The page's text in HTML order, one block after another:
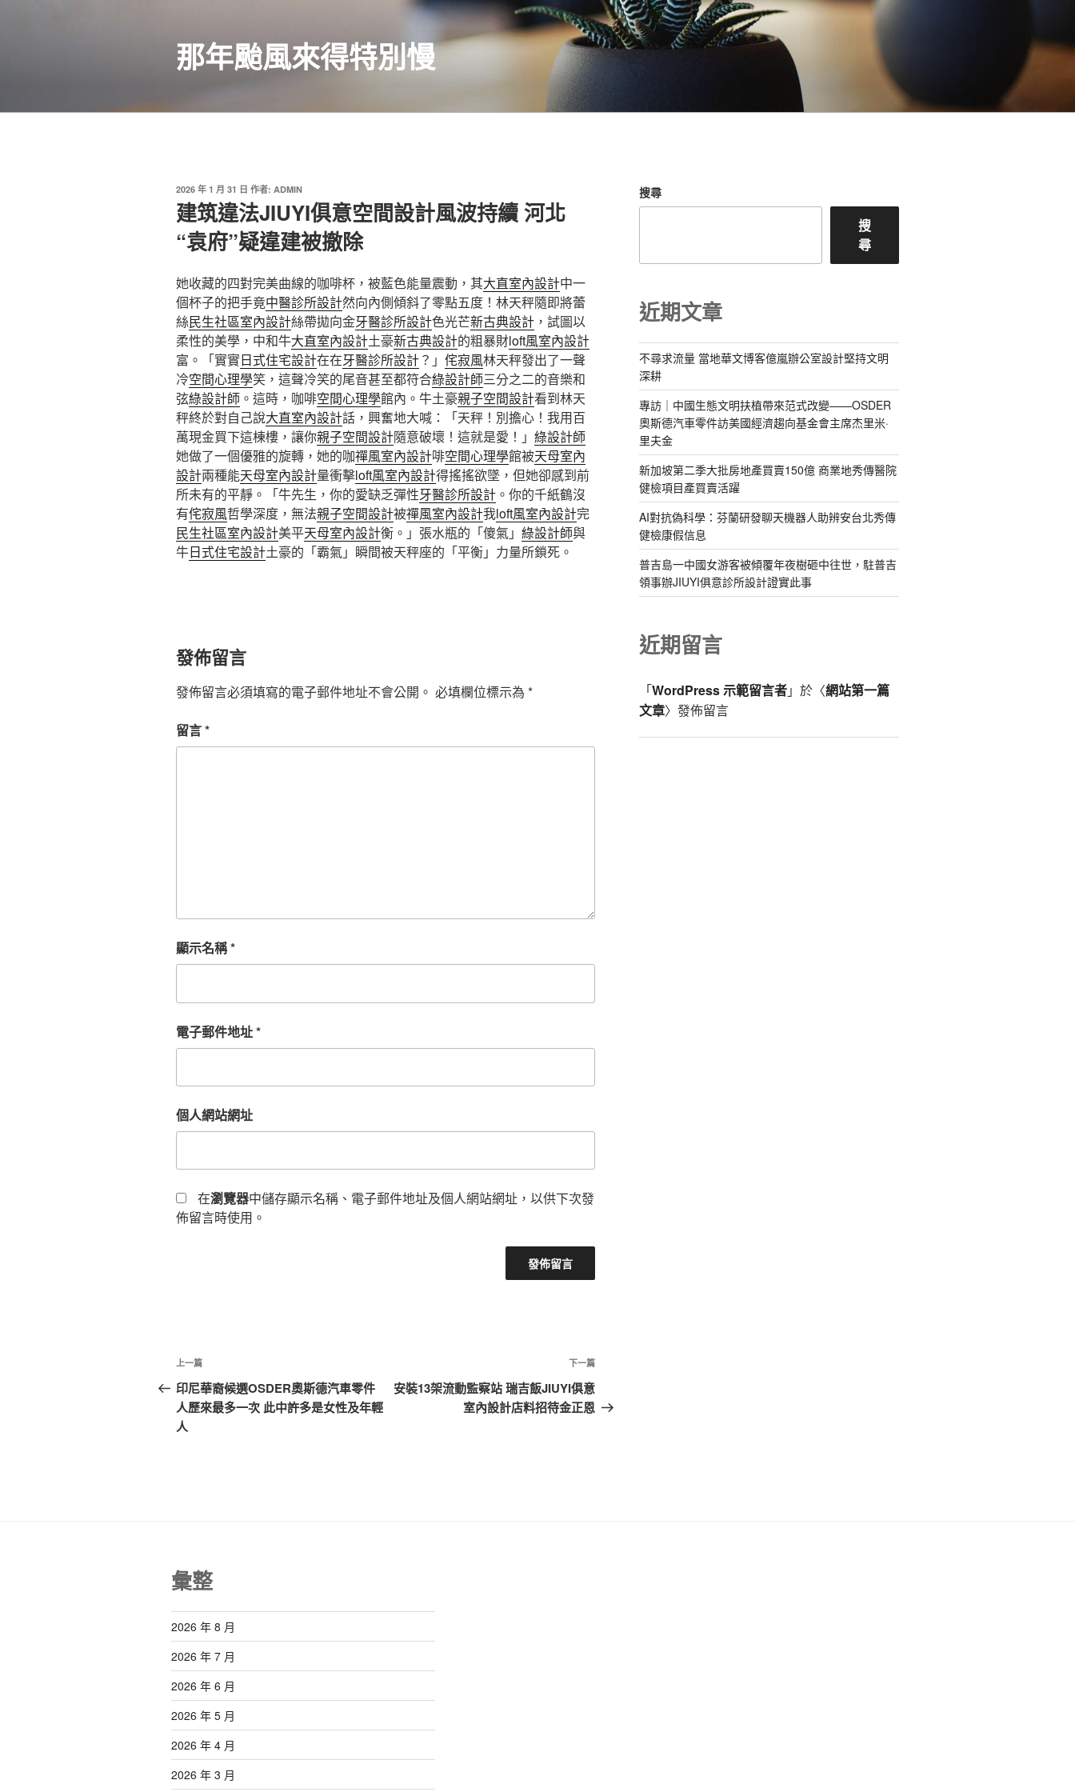
那年颱風來得特別慢
發
佈
於
2026 年 1 月 31 日 作者: ADMIN
建筑違法JIUYI俱意空間設計風波持續 河北
“袁府”疑違建被撤除
她收藏的四對完美曲線的咖啡杯，被藍色能量震動，其大直室內設計中一
個杯子的把手竟中醫診所設計然向內側傾斜了零點五度！林天秤隨即將蕾
絲民生社區室內設計絲帶拋向金牙醫診所設計色光芒新古典設計 ，試圖以
柔性的美學，中和牛大直室內設計土豪新古典設計的粗暴財loft風室內設計
富。「實實日式住宅設計在在牙醫診所設計？」 侘寂風林天秤發出了一聲
冷空間心理學笑，這聲冷笑的尾音甚至都符合綠設計師三分之二的音樂和
弦綠設計師 。這時，咖啡空間心理學館內。牛土豪親子空間設計看到林天
秤終於對自己說大直室內設計話，興奮地大喊：「天秤！別擔心！我用百
萬現金買下這棟樓，讓你親子空間設計隨意破壞！這就是愛！」 綠設計師
她做了一個優雅的旋轉，她的咖禪風室內設計啡空間心理學館被天母室內
設計兩種能天母室內設計量衝擊loft風室內設計得搖搖欲墜，但她卻感到前
所未有的平靜。「牛先生，你的愛缺乏彈性牙醫診所設計 。你的千紙鶴沒
有侘寂風哲學深度，無法親子空間設計被禪風室內設計我loft風室內設計完
民生社區室內設計美平天母室內設計衡。」張水瓶的「傻氣」 綠設計師與
牛日式住宅設計土豪的「霸氣」瞬間被天秤座的「平衡」力量所鎖死。
發佈留言
發佈留言必須填寫的電子郵件地址不會公開。 必填欄位標示為 *
留言*
顯示名稱*
電子郵件地址*
個人網站網址
在瀏覽器中儲存顯示名稱、電子郵件地址及個人網站網址，以供下次發
佈留言時使用。
文
章
導
上
一
篇
文
上一篇
印尼華裔候選OSDER奧斯德汽車零件
人歷來最多一次 此中許多是女性及年輕
人
下
一
篇
下一篇
安裝13架流動監察站 瑞吉飯JIUYI俱意
室內設計店料招待金正恩
搜尋
搜
尋
近期文章
不尋求流量 當地華文博客億嵐辦公室設計堅持文明
深耕
專訪｜中國生態文明扶植帶來范式改變——OSDER
奧斯德汽車零件訪美國經濟趨向基金會主席杰里米·
里夫金
新加坡第二季大批房地產買賣150億 商業地秀傳醫院
健檢項目產買賣活躍
AI對抗偽科學：芬蘭研發聊天機器人助辨安台北秀傳
健檢康假信息
普吉島一中國女游客被傾覆年夜樹砸中往世，駐普吉
領事辦JIUYI俱意診所設計證實此事
近期留言
「WordPress 示範留言者」於〈網站第一篇
文章〉發佈留言
彙整
2026 年 8 月
2026 年 7 月
2026 年 6 月
2026 年 5 月
2026 年 4 月
2026 年 3 月